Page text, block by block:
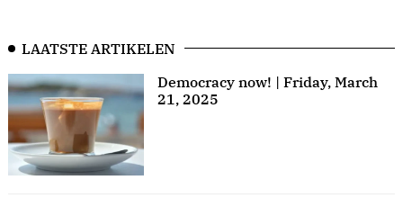
LAATSTE ARTIKELEN
Democracy now! | Friday, March
21, 2025